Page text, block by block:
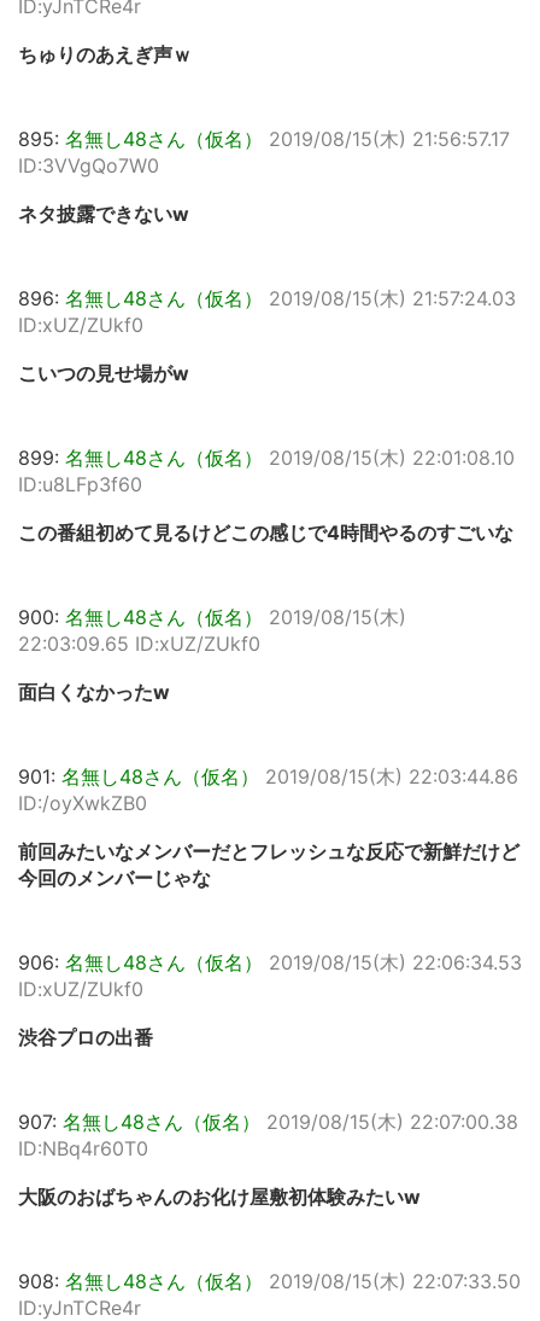
ID:yJnTCRe4r
ちゅりのあえぎ声ｗ
895: 名無し48さん（仮名）
2019/08/15(木) 21:56:57.17
ID:3VVgQo7W0
ネタ披露できないw
896: 名無し48さん（仮名）
2019/08/15(木) 21:57:24.03
ID:xUZ/ZUkf0
こいつの見せ場がw
899: 名無し48さん（仮名）
2019/08/15(木) 22:01:08.10
ID:u8LFp3f60
この番組初めて見るけどこの感じで4時間やるのすごいな
900: 名無し48さん（仮名）
2019/08/15(木)
22:03:09.65 ID:xUZ/ZUkf0
面白くなかったw
901: 名無し48さん（仮名）
2019/08/15(木) 22:03:44.86
ID:/oyXwkZB0
前回みたいなメンバーだとフレッシュな反応で新鮮だけど
今回のメンバーじゃな
906: 名無し48さん（仮名）
2019/08/15(木) 22:06:34.53
ID:xUZ/ZUkf0
渋谷プロの出番
907: 名無し48さん（仮名）
2019/08/15(木) 22:07:00.38
ID:NBq4r60T0
大阪のおばちゃんのお化け屋敷初体験みたいw
908: 名無し48さん（仮名）
2019/08/15(木) 22:07:33.50
ID:yJnTCRe4r